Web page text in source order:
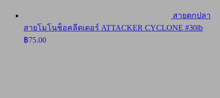
สายตกปลา
สายโมโนช็อคลีดเดอร์ ATTACKER CYCLONE #30lb
฿75.00